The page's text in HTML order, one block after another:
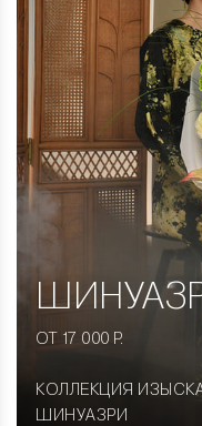
ОТ 17 000 Р.
КОЛЛЕКЦИЯ
ШИНУАЗРИ